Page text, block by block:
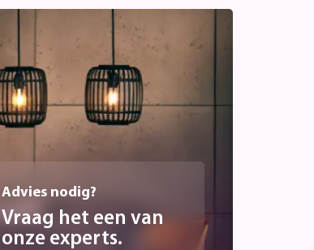
Advies nodig?
Vraag het een van
onze experts.